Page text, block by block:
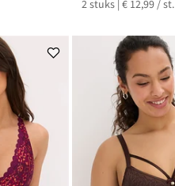
2 stuks | € 12,99 / st.